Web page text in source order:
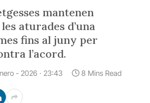
mantenen
aturades d’una
fins al juny per
l’acord.
- 2026 · 23:43 8 Mins Read